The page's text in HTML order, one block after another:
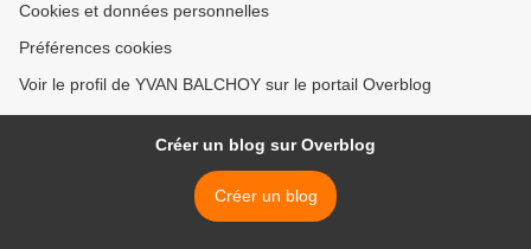
Cookies et données personnelles
Préférences cookies
Voir le profil de YVAN BALCHOY sur le portail Overblog
Créer un blog sur Overblog
Créer un blog